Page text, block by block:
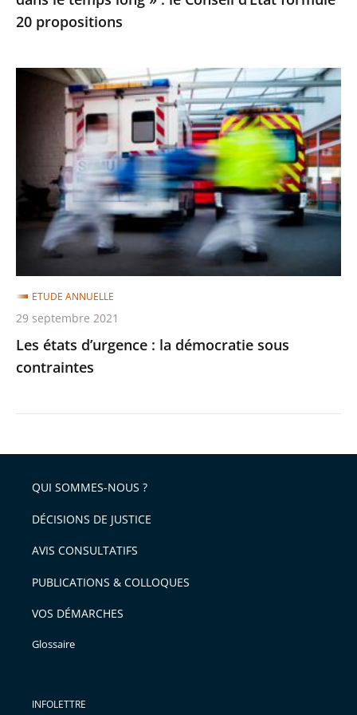
Conseil
formule
propositions
20 propositions
d’urgence
démocratie
contraintes
Les états d’urgence : la démocratie sous
contraintes
ETUDE ANNUELLE
29 septembre 2021
QUI SOMMES-NOUS ?
DÉCISIONS DE JUSTICE
AVIS CONSULTATIFS
PUBLICATIONS & COLLOQUES
VOS DÉMARCHES
Glossaire
INFOLETTRE